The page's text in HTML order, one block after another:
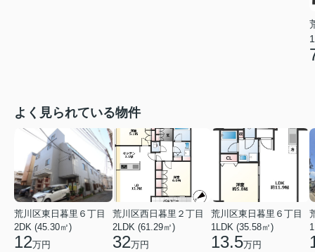
よく見られている物件
荒川区東日暮里６丁目
2DK (45.30㎡)
12万円
荒川区西日暮里２丁目
2LDK (61.29㎡)
32万円
荒川区東日暮里６丁目
1LDK (35.58㎡)
13.5万円